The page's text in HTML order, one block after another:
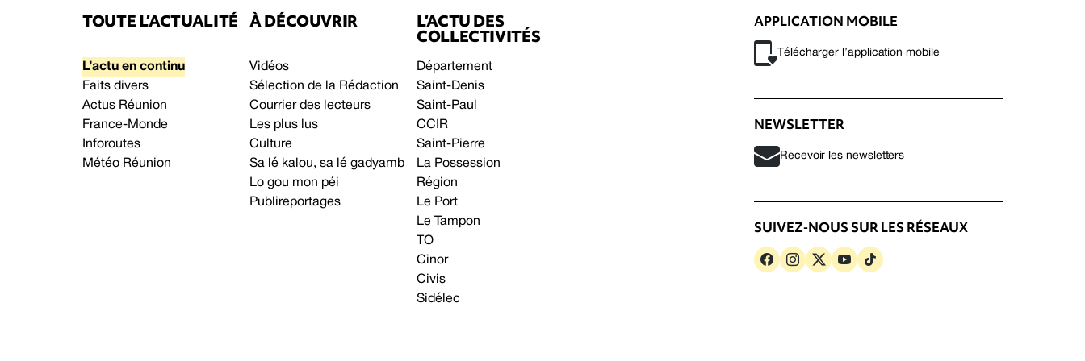
TOUTE L’ACTUALITÉ
L’actu en continu
Faits divers
Actus Réunion
France-Monde
Inforoutes
Météo Réunion
À DÉCOUVRIR
Vidéos
Sélection de la Rédaction
Courrier des lecteurs
Les plus lus
Culture
Sa lé kalou, sa lé gadyamb
Lo gou mon péi
Publireportages
L’ACTU DES
COLLECTIVITÉS
Département
Saint-Denis
Saint-Paul
CCIR
Saint-Pierre
La Possession
Région
Le Port
Le Tampon
TO
Cinor
Civis
Sidélec
APPLICATION MOBILE
Télécharger l’application mobile
NEWSLETTER
Recevoir les newsletters
SUIVEZ-NOUS SUR LES RÉSEAUX